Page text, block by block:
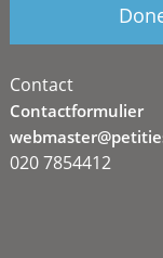
Contact
Contactformulier
020 7854412